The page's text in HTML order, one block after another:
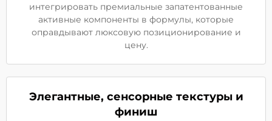
интегрировать премиальные запатентованные
активные компоненты в формулы, которые
оправдывают люксовую позиционирование и
цену.
Элегантные, сенсорные текстуры и
финиш